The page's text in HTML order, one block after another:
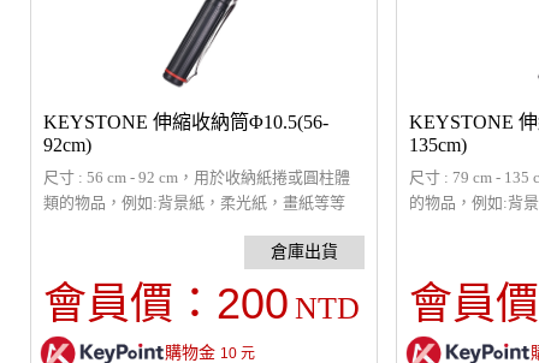
KEYSTONE 伸縮收納筒Φ10.5(56-
92cm)
尺寸 : 56 cm - 92 cm，用於收納紙捲或圓柱體
類的物品，例如:背景紙，柔光紙，畫紙等等
會員價： 200 NTD
購物金 10元
KEYSTONE
135cm)
尺寸 : 79 cm - 135
的物品，例如:背
會員